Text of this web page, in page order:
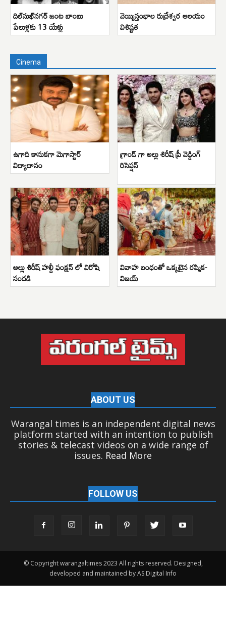
దిల్‌సుఖ్‌నగర్ జంట బాంబు
పేలుళ్లకు 13 యేళ్లు
వెయ్యిస్తంభాల రుద్రేశ్వర ఆలయం
విశిష్టత
Cinema
ఉగాది కానుకగా మెగాస్టార్
విద్యాదానం
గ్రాండ్ గా అల్లు శిరీష్ ప్రీ వెడ్డింగ్
రిసెప్షన్
అల్లు శిరీష్ హల్దీ ఫంక్షన్ లో విరోషి
సందడి
వివాహ బంధంతో ఒక్కటైన రష్మిక-
విజయ్
ABOUT US
Warangal times is an independent digital news
platform started with an intention to publish
stories & telecast videos on a wide range of
issues. Read More
FOLLOW US
© Copyright warangaltimes 2023 All rights reserved. Designed,
developed and maintained by AS Digital Info